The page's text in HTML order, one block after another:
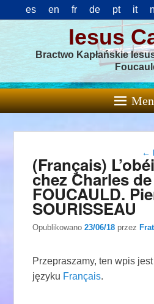
es en fr de pt it nl
Iesus
Bractwo Kapłańskie
←
(Français)
chez Charles de
FOUCAULD.
SOURISSEAU
Opublikowano23/06/18 przez
Przepraszamy, ten wpis
języku Français.